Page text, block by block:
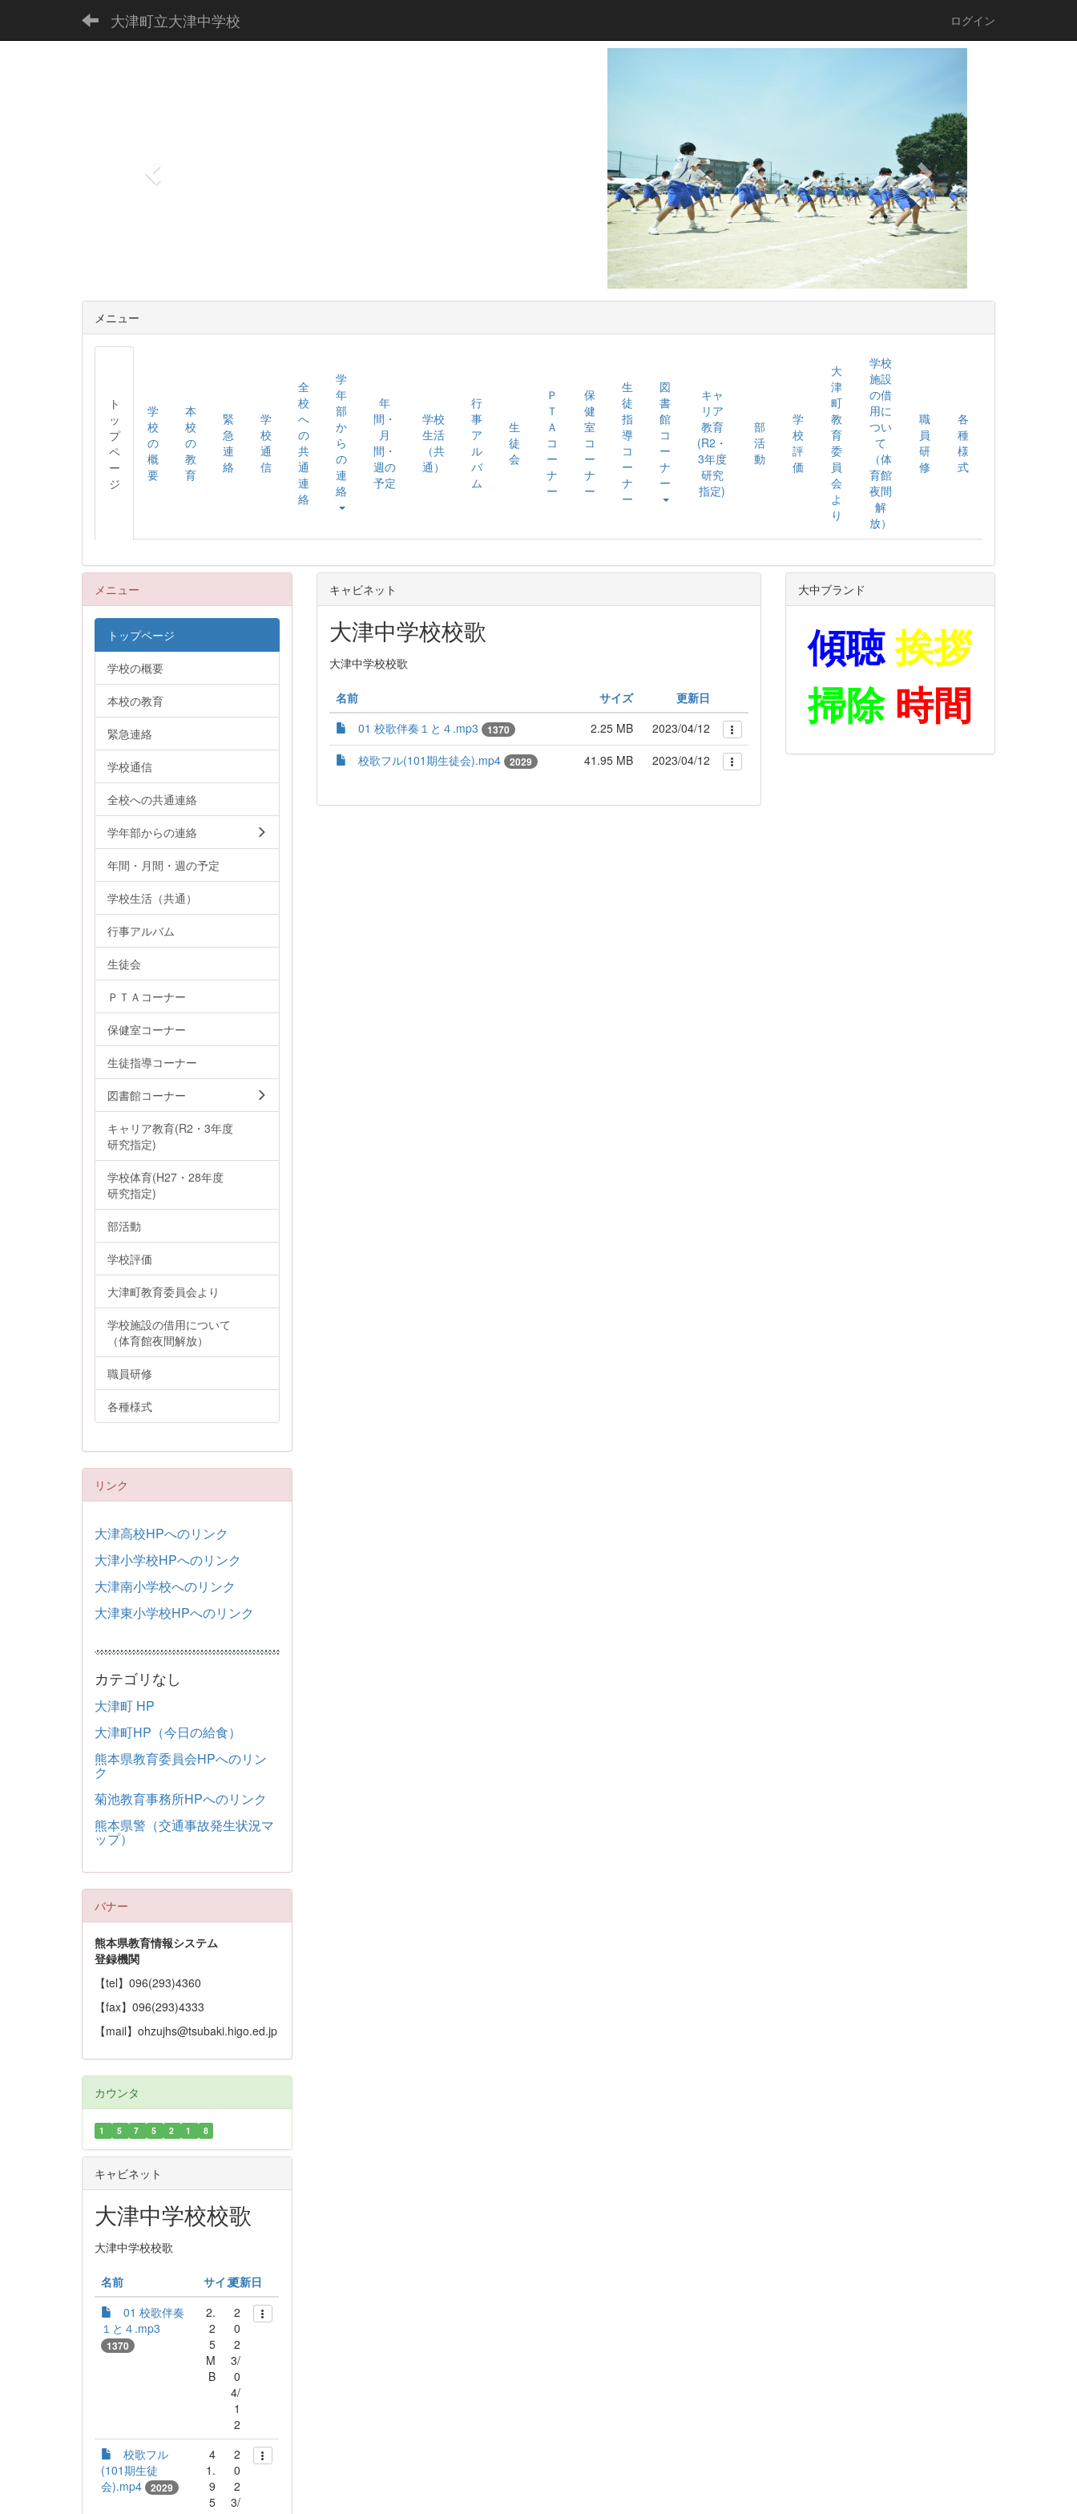
大津町立大津中学校 ログイン
o
u
t
メニュー
ト
ッ
プ
ペ
ー
ジ
学
校
の
概
要
本
校
の
教
育
緊
急
連
絡
学
校
通
信
全
校
へ
の
共
通
連
絡
学
年
部
か
ら
の
連
絡
年
間・
月
間・
週の
予定
学校
生活
（共
通）
行
事
ア
ル
バ
ム
生
徒
会
Ｐ
Ｔ
Ａ
コ
ー
ナ
ー
保
健
室
コ
ー
ナ
ー
生
徒
指
導
コ
ー
ナ
ー
図
書
館
コ
ー
ナ
ー
キャ
リア
教育
(R2・
3年度
研究
指定)
部
活
動
学
校
評
価
大
津
町
教
育
委
員
会
よ
り
学校
施設
の借
用に
つい
て
（体
育館
夜間
解
放）
職
員
研
修
各
種
様
式
キャビネット
大津中学校校歌
大津中学校校歌
名前 サイズ
更新日
01 校歌伴奏１と４.mp3
1370 2.25 MB
2023/04/12
校歌フル(101期生徒会).mp4
2029 41.95 MB 2023/04/12
メニュー
トップページ
学校の概要
本校の教育
緊急連絡
学校通信
全校への共通連絡
学年部からの連絡
年間・月間・週の予定
学校生活（共通）
行事アルバム
生徒会
ＰＴＡコーナー
保健室コーナー
生徒指導コーナー
図書館コーナー
キャリア教育(R2・3年度
研究指定)
学校体育(H27・28年度
研究指定)
部活動
学校評価
大津町教育委員会より
学校施設の借用について
（体育館夜間解放）
職員研修
各種様式
リンク
大津高校HPへのリンク
大津小学校HPへのリンク
大津南小学校へのリンク
大津東小学校HPへのリンク
カテゴリなし
大津町 HP
大津町HP（今日の給食）
熊本県教育委員会HPへのリン
ク
菊池教育事務所HPへのリンク
熊本県警（交通事故発生状況マ
ップ）
バナー
熊本県教育情報システム
登録機関
【tel】096(293)4360
【fax】096(293)4333
【mail】ohzujhs@tsubaki.higo.ed.jp
カウンタ
1 5 7 5 2 1 8
キャビネット
大津中学校校歌
大津中学校校歌
名前 サイズ更新日
01 校歌伴奏
１と４.mp3
1370
2.
2
5
M
B
2
0
2
3/
0
4/
1
2
校歌フル
(101期生徒
会).mp4
2029
4
1.
9
5
2
0
2
3/
大中ブランド
傾聴 挨拶
掃除 時間